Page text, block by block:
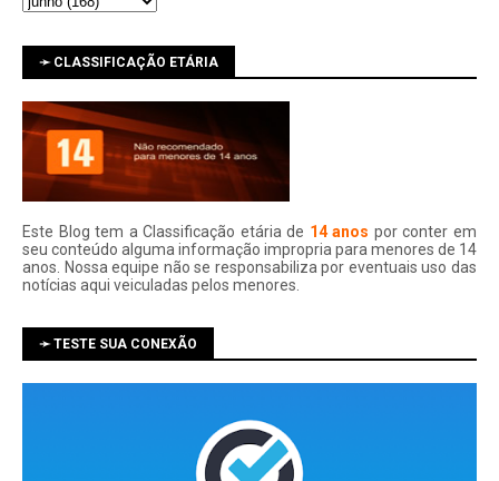
➛ CLASSIFICAÇÃO ETÁRIA
Este Blog tem a Classificação etária de 14 anos por conter em
seu conteúdo alguma informação impropria para menores de 14
anos. Nossa equipe não se responsabiliza por eventuais uso das
notí­cias aqui veiculadas pelos menores.
➛ TESTE SUA CONEXÃO